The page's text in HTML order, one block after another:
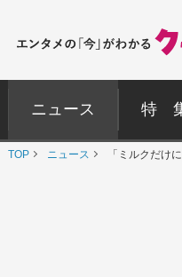
ニュース 特
TOP ニュース 「ミルクだけ